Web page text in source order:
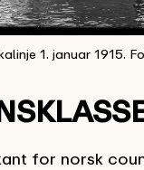
1. januar 1915.
for norsk